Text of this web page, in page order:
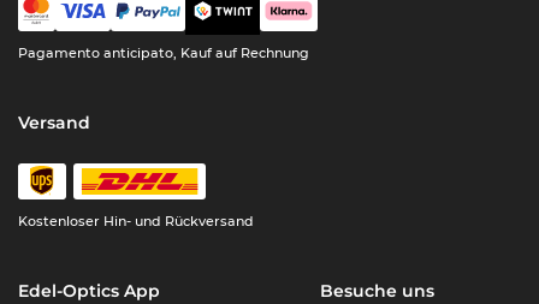
Pagamento anticipato, Kauf auf Rechnung
Versand
Kostenloser Hin- und Rückversand
Edel-Optics App Besuche uns